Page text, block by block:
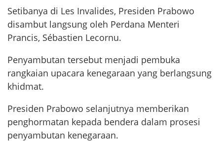
Setibanya di Les Invalides, Presiden Prabowo
disambut langsung oleh Perdana Menteri
Prancis, Sébastien Lecornu.
Penyambutan tersebut menjadi pembuka
rangkaian upacara kenegaraan yang berlangsung
khidmat.
Presiden Prabowo selanjutnya memberikan
penghormatan kepada bendera dalam prosesi
penyambutan kenegaraan.